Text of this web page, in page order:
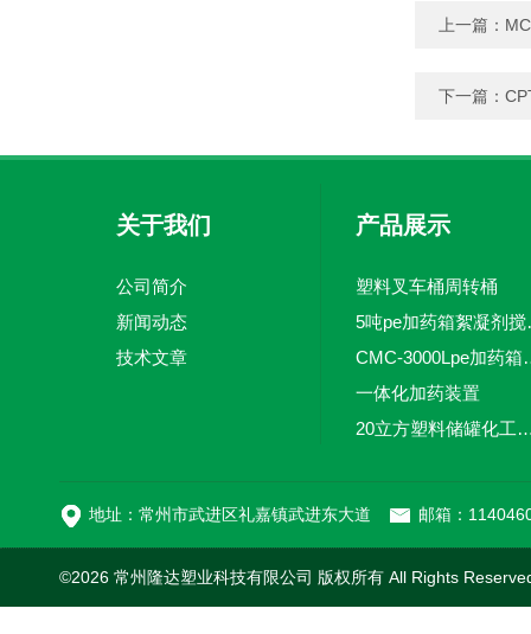
上一篇：
下一篇：
关于我们
公司简介
新闻动态
技术文章
产品展示
塑料叉车桶周转桶
5吨pe
CMC-
一体化加药装置
20立方塑料储罐化工储
地址：常州市武进区礼嘉镇武进东大道 邮箱：
©2026 常州隆达塑业科技有限公司 版权所有 All Rights